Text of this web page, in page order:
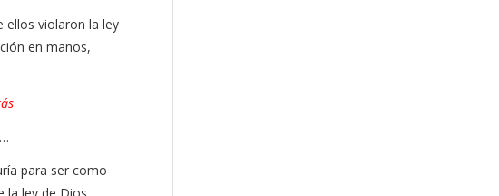
ellos violaron la ley
en manos,
para ser como